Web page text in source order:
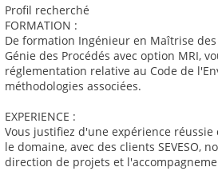
Profil recherché
FORMATION :
De formation Ingénieur en Maîtrise
Génie des Procédés avec option MRI,
réglementation relative au Code de
méthodologies associées.
EXPERIENCE :
Vous justifiez d'une expérience
le domaine, avec des clients SEVESO,
direction de projets et